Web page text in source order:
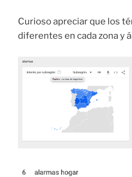
Curioso apreciar que los
diferentes en cada zona y